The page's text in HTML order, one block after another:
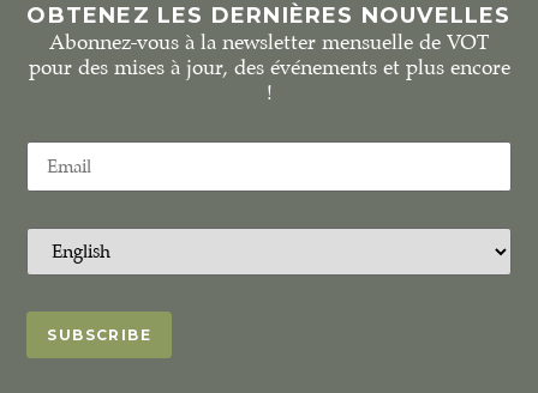
OBTENEZ LES DERNIÈRES NOUVELLES
Abonnez-vous à la newsletter mensuelle de VOT
pour des mises à jour, des événements et plus encore
!